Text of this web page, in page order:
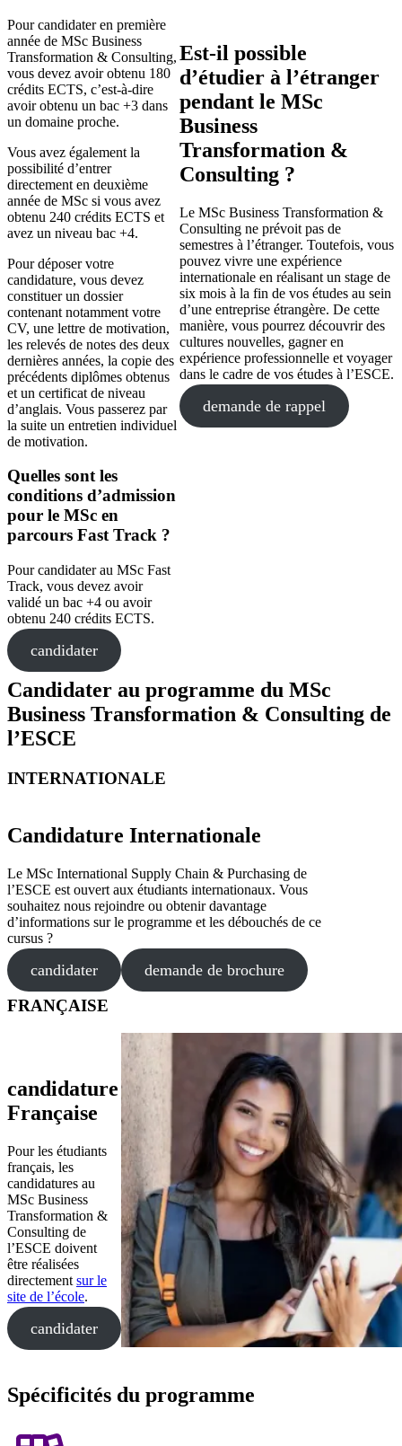
Pour candidater en première
année de MSc Business
Transformation & Consulting,
vous devez avoir obtenu 180
crédits ECTS, c’est-à-dire
avoir obtenu un bac +3 dans
un domaine proche.
Vous avez également la
possibilité d’entrer
directement en deuxième
année de MSc si vous avez
obtenu 240 crédits ECTS et
avez un niveau bac +4.
Pour déposer votre
candidature, vous devez
constituer un dossier
contenant notamment votre
CV, une lettre de motivation,
les relevés de notes des deux
dernières années, la copie des
précédents diplômes obtenus
et un certificat de niveau
d’anglais. Vous passerez par
la suite un entretien individuel
de motivation.
Quelles sont les
conditions d’admission
pour le MSc en
parcours Fast Track ?
Pour candidater au MSc Fast
Track, vous devez avoir
validé un bac +4 ou avoir
obtenu 240 crédits ECTS.
candidater
Est-il possible
d’étudier à l’étranger
pendant le MSc
Business
Transformation &
Consulting ?
Le MSc Business Transformation &
Consulting ne prévoit pas de
semestres à l’étranger. Toutefois, vous
pouvez vivre une expérience
internationale en réalisant un stage de
six mois à la fin de vos études au sein
d’une entreprise étrangère. De cette
manière, vous pourrez découvrir des
cultures nouvelles, gagner en
expérience professionnelle et voyager
dans le cadre de vos études à l’ESCE.
demande de rappel
Candidater au programme du MSc
Business Transformation & Consulting de
l’ESCE
INTERNATIONALE
Candidature Internationale
Le MSc International Supply Chain & Purchasing de
l’ESCE est ouvert aux étudiants internationaux. Vous
souhaitez nous rejoindre ou obtenir davantage
d’informations sur le programme et les débouchés de ce
cursus ?
candidater demande de brochure
FRANÇAISE
candidature
Française
Pour les étudiants
français, les
candidatures au
MSc Business
Transformation &
Consulting de
l’ESCE doivent
être réalisées
directement sur le
site de l’école.
candidater
Spécificités du programme